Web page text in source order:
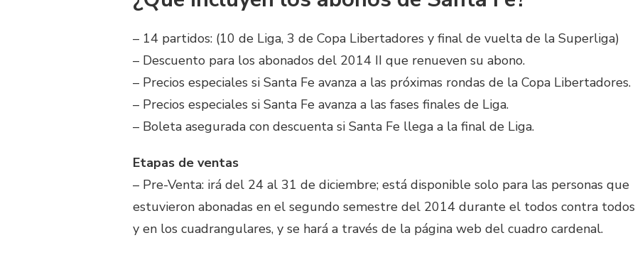
– 14 partidos: (10 de Liga, 3 de Copa Libertadores y final de vuelta de la Superliga)
– Descuento para los abonados del 2014 II que renueven su abono.
– Precios especiales si Santa Fe avanza a las próximas rondas de la Copa Libertadores.
– Precios especiales si Santa Fe avanza a las fases finales de Liga.
– Boleta asegurada con descuenta si Santa Fe llega a la final de Liga.
Etapas de ventas
– Pre-Venta: irá del 24 al 31 de diciembre; está disponible solo para las personas que
estuvieron abonadas en el segundo semestre del 2014 durante el todos contra todos
y en los cuadrangulares, y se hará a través de la página web del cuadro cardenal.